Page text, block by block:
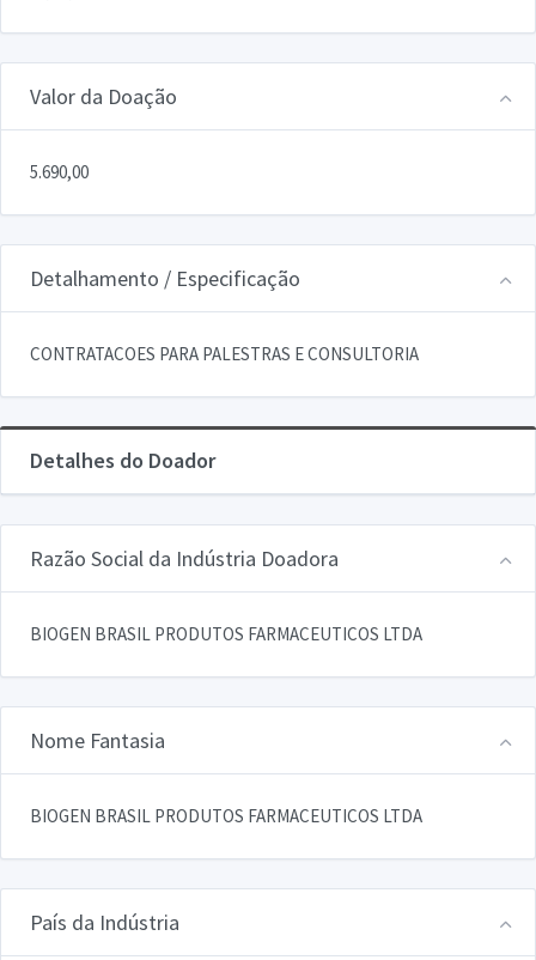
Valor da Doação
5.690,00
Detalhamento / Especificação
CONTRATACOES PARA PALESTRAS E CONSULTORIA
Detalhes do Doador
Razão Social da Indústria Doadora
BIOGEN BRASIL PRODUTOS FARMACEUTICOS LTDA
Nome Fantasia
BIOGEN BRASIL PRODUTOS FARMACEUTICOS LTDA
País da Indústria